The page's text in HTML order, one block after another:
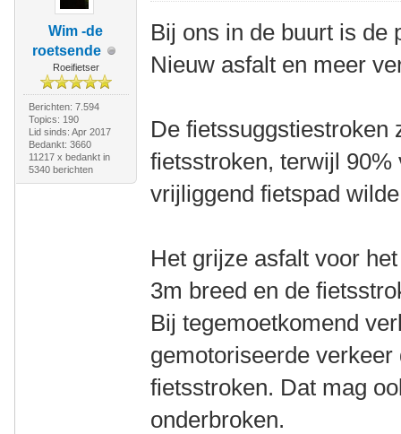
Wim -de
roetsende
Roeifietser
Berichten: 7.594
Topics: 190
Lid sinds: Apr 2017
Bedankt: 3660
11217 x bedankt in
5340 berichten
Bij ons in de buurt is de
Nieuw asfalt en meer
De fietssuggstiestroken
fietsstroken, terwijl
vrijliggend fietspad
Het grijze asfalt voor
3m breed en de
Bij tegemoetkomend
gemotoriseerde
fietsstroken. Dat mag
onderbroken.